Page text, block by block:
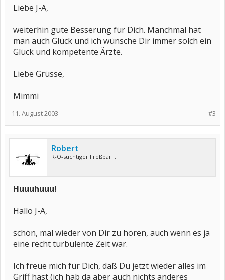
Liebe J-A,
weiterhin gute Besserung für Dich. Manchmal hat
man auch Glück und ich wünsche Dir immer solch ein
Glück und kompetente Ärzte.
Liebe Grüsse,
Mimmi
#3
11. August 2003
Robert
R-O-süchtiger Freßbär ...
Huuuhuuu!
Hallo J-A,
schön, mal wieder von Dir zu hören, auch wenn es ja
eine recht turbulente Zeit war.
Ich freue mich für Dich, daß Du jetzt wieder alles im
Griff hast (ich hab da aber auch nichts anderes